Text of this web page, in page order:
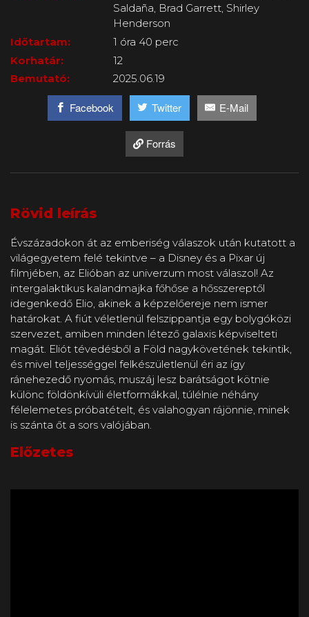
Saldaña, Brad Garrett, Shirley
Henderson
Időtartam:
1 óra 40 perc
Korhatár:
12
Bemutató:
2025.06.19
Facebook Twitter E-Mail
Forrás
Rövid leírás
Évszázadokon át az emberiség válaszok után kutatott a
világegyetem felé tekintve – a Disney és a Pixar új
filmjében, az Elióban az univerzum most válaszol! Az
intergalaktikus kalandmajka főhőse a hősszereptől
idegenkedő Elio, akinek a képzelőereje nem ismer
határokat. A fiút véletlenül felszippantja egy bolygóközi
szervezet, amiben minden létező galaxis képviselteti
magát. Eliót tévedésből a Föld nagykövetének tekintik,
és mivel teljességgel felkészületlenül éri az így
ránehezedő nyomás, muszáj lesz barátságot kötnie
különc földönkívüli életformákkal, túlélnie néhány
félelemetes próbatételt, és valahogyan rájönnie, minek
is szánta őt a sors valójában.
Előzetes